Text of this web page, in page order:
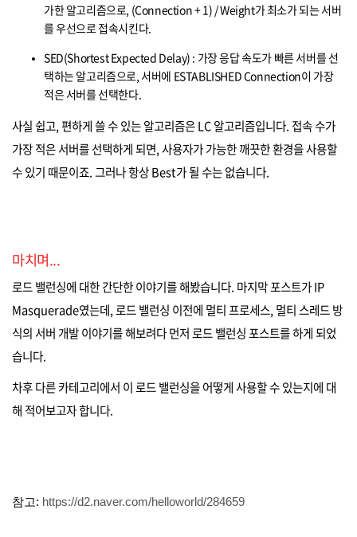
가한 알고리즘으로, (Connection + 1) / Weight가 최소가 되는 서버
를 우선으로 접속시킨다.
SED(Shortest Expected Delay) : 가장 응답 속도가 빠른 서버를 선
택하는 알고리즘으로, 서버에 ESTABLISHED Connection이 가장
적은 서버를 선택한다.
사실 쉽고, 편하게 쓸 수 있는 알고리즘은 LC 알고리즘입니다. 접속 수가
가장 적은 서버를 선택하게 되면, 사용자가 가능한 깨끗한 환경을 사용할
수 있기 때문이죠. 그러나 항상 Best가 될 수는 없습니다.
마치며...
로드 밸런싱에 대한 간단한 이야기를 해봤습니다. 마지막 포스트가 IP
Masquerade였는데, 로드 밸런싱 이전에 멀티 프로세스, 멀티 스레드 방
식의 서버 개발 이야기를 해보려다 먼저 로드 밸런싱 포스트를 하게 되었
습니다.
차후 다른 카테고리에서 이 로드 밸런싱을 어떻게 사용할 수 있는지에 대
해 적어보고자 합니다.
참고: https://d2.naver.com/helloworld/284659